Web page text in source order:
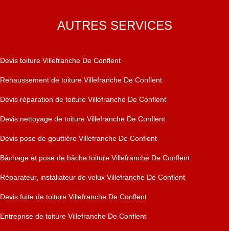
AUTRES SERVICES
Devis toiture Villefranche De Conflent
Rehaussement de toiture Villefranche De Conflent
Devis réparation de toiture Villefranche De Conflent
Devis nettoyage de toiture Villefranche De Conflent
Devis pose de gouttière Villefranche De Conflent
Bâchage et pose de bâche toiture Villefranche De Conflent
Réparateur, installateur de velux Villefranche De Conflent
Devis fuite de toiture Villefranche De Conflent
Entreprise de toiture Villefranche De Conflent